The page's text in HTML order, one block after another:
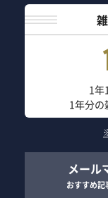
1年
1年分の
メール
おすすめ記